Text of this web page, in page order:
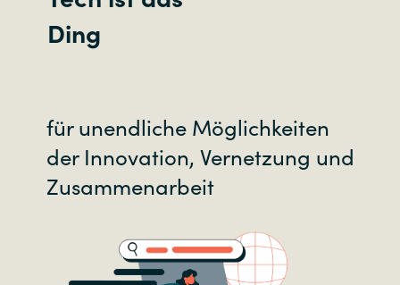
Ding
für unendliche Möglichkeiten
der Innovation, Vernetzung und
Zusammenarbeit